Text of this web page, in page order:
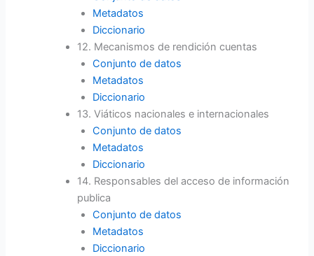
Metadatos
Diccionario
12. Mecanismos de rendición cuentas
Conjunto de datos
Metadatos
Diccionario
13. Viáticos nacionales e internacionales
Conjunto de datos
Metadatos
Diccionario
14. Responsables del acceso de información
publica
Conjunto de datos
Metadatos
Diccionario